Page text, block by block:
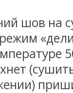
шов на